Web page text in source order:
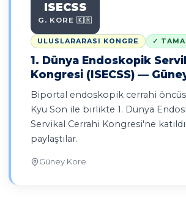
ISECSS
G. KORE 🇰🇷
ULUSLARARASI KONGRE ✓
1. Dünya Endoskopik
Kongresi (ISECSS) —
Biportal endoskopik cerrahi
Kyu Son ile birlikte 1. Dünya
Servikal Cerrahi Kongresi'ne
paylaştılar.
Güney Kore